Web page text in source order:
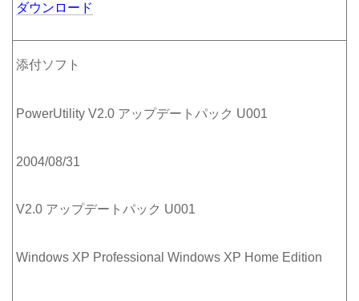
ダウンロード
添付ソフト
PowerUtility V2.0 アップデートパック U001
2004/08/31
V2.0 アップデートパック U001
Windows XP Professional Windows XP Home Edition